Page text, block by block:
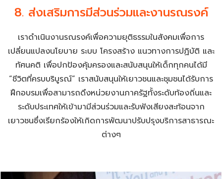
8. ส่งเสริมการมีส่วนร่วมและงานรณรงค์
เราดำเนินงานรณรงค์เพื่อความยุติธรรมในสังคมเพื่อการ
เปลี่ยนแปลงนโยบาย ระบบ โครงสร้าง แนวทางการปฏิบัติ และ
ทัศนคติ เพื่อปกป้องคุ้มครองและสนับสนุนให้เด็กทุกคนได้มี
“ชีวิตที่ครบบริบูรณ์” เราสนับสนุนให้เยาวชนและชุมชนได้รับการ
ฝึกอบรมเพื่อสามารถดึงหน่วยงานภาครัฐทั้งระดับท้องถิ่นและ
ระดับประเทศให้เข้ามามีส่วนร่วมและรับฟังเสียงสะท้อนจาก
เยาวชนซึ่งเรียกร้องให้เกิดการพัฒนาปรับปรุงบริการสาธารณะ
ต่างๆ